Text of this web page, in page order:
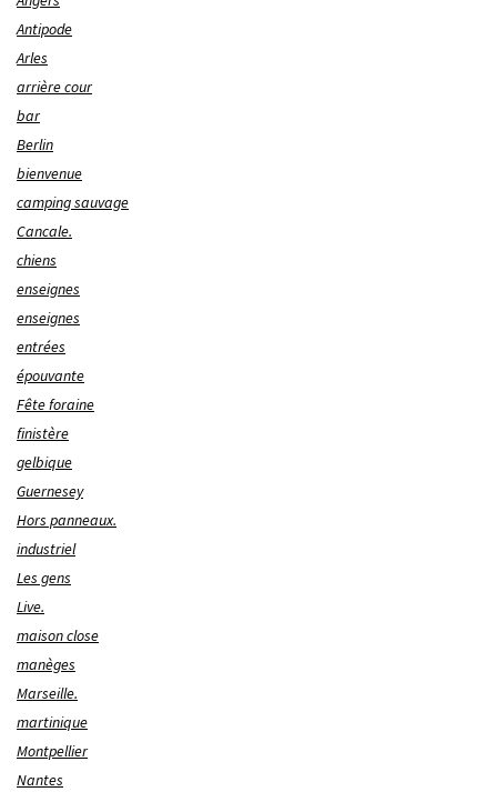
Antipode
Arles
arrière cour
bar
Berlin
bienvenue
camping sauvage
Cancale.
chiens
enseignes
enseignes
entrées
épouvante
Fête foraine
finistère
gelbique
Guernesey
Hors panneaux.
industriel
Les gens
Live.
maison close
manèges
Marseille.
martinique
Montpellier
Nantes